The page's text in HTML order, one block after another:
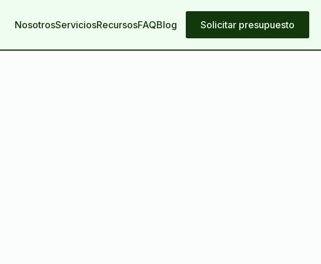
NosotrosServiciosRecursosFAQBlog Solicitar presupuesto